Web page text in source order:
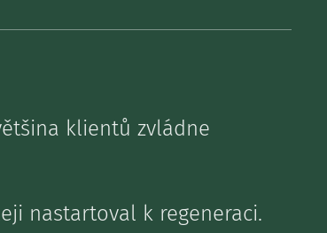
klientů zvládne
nastartoval k regeneraci.